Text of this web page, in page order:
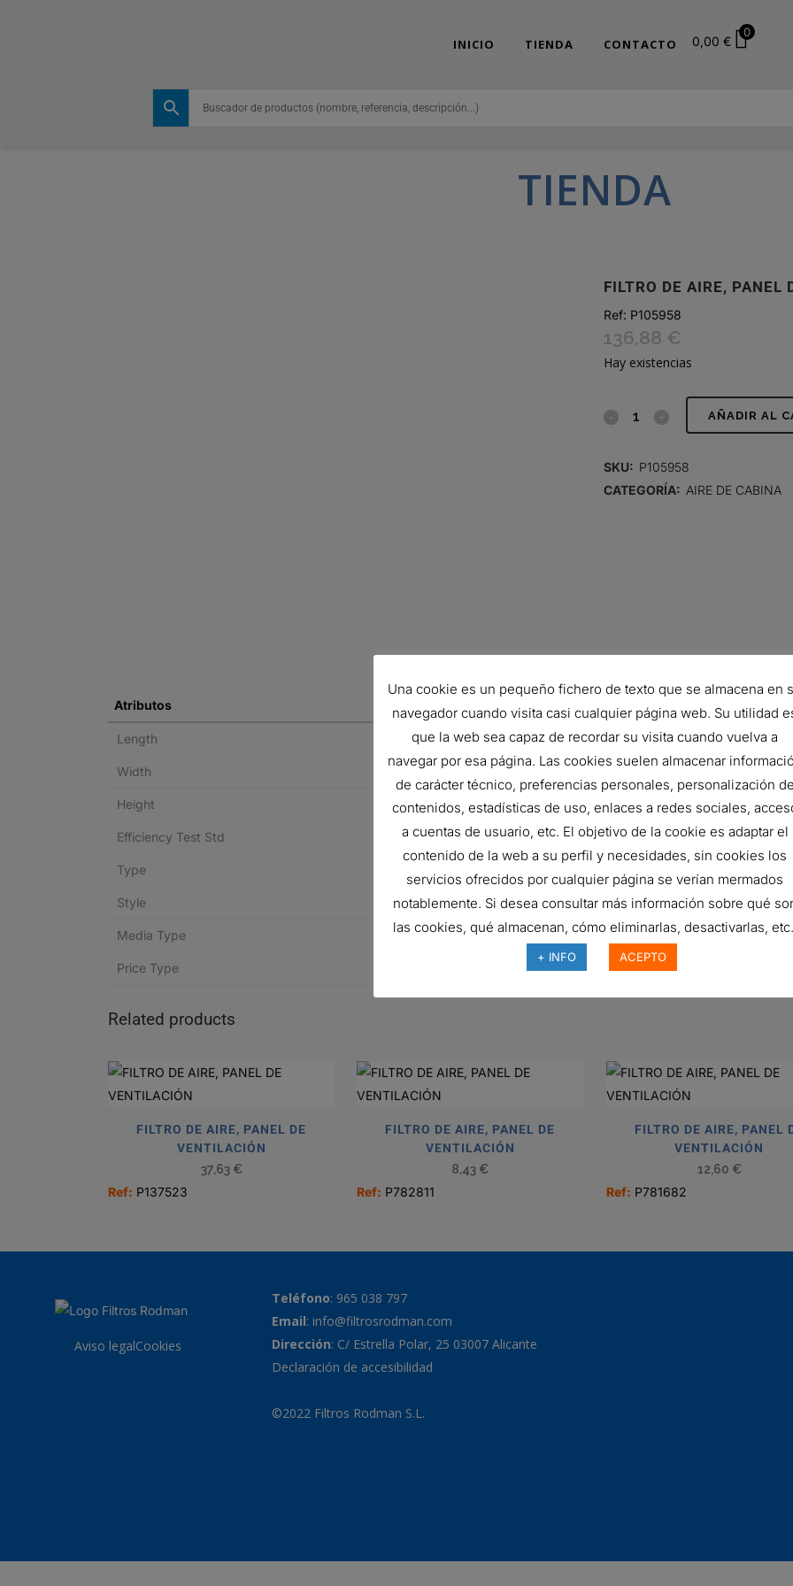
INICIO TIENDA CONTACTO 0,00 €
0
TIENDA
FILTRO DE AIRE, PANEL
Ref: P105958
136,88 €
Hay existencias
FILTRO AÑADIR AL
SKU: P105958
CATEGORÍA: AIRE DE CABINA
Atributos
Length 254 mm
Width 254 mm
Height 65.4 mm
Efficiency Test Std ISO 5011
Type
Style Panel
Media Type Cellulose
Price Type
Related products
FILTRO DE AIRE, PANEL DE
VENTILACIÓN
37,63 €
Ref: P137523
FILTRO DE AIRE, PANEL DE
VENTILACIÓN
8,43 €
Ref: P782811
FILTRO DE AIRE, PANEL
VENTILACIÓN
12,60 €
Ref: P781682
Aviso legalCookies
Teléfono: 965 038 797
Email: info@filtrosrodman.com
Dirección: C/ Estrella Polar, 25 03007 Alicante
Declaración de accesibilidad
©2022 Filtros Rodman S.L.
Una cookie es un pequeño fichero de texto que se almacena en
navegador cuando visita casi cualquier página web. Su utilidad
que la web sea capaz de recordar su visita cuando vuelva a
navegar por esa página. Las cookies suelen almacenar
de carácter técnico, preferencias personales, personalización de
contenidos, estadísticas de uso, enlaces a redes sociales,
a cuentas de usuario, etc. El objetivo de la cookie es adaptar el
contenido de la web a su perfil y necesidades, sin cookies los
servicios ofrecidos por cualquier página se verían mermados
notablemente. Si desea consultar más información sobre qué
las cookies, qué almacenan, cómo eliminarlas, desactivarlas,
+ INFO ACEPTO